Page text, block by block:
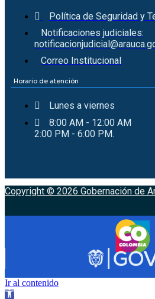
Política de Seguridad y
Notificaciones judiciales:
Correo Institucional
Horario de atención
Lunes a viernes
8:00 AM - 12:00 AM
2:00 PM - 6:00 PM.
Copyright © 2026 Gobernación de
Ir al contenido
Abrir